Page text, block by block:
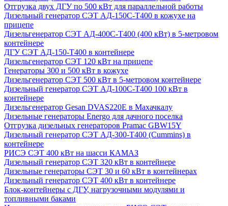
Отгрузка двух ДГУ по 500 кВт для параллельной работы
Дизельный генератор СЭТ АД-150С-Т400 в кожухе на
прицепе
Дизельгенератор СЭТ АД-400С-Т400 (400 кВт) в 5-метровом
контейнере
ДГУ СЭТ АД-150-Т400 в контейнере
Дизельгенератор СЭТ 120 кВт на прицепе
Генераторы 300 и 500 кВт в кожухе
Дизельгенератор СЭТ 500 кВт в 5-метровом контейнере
Дизельный генератор СЭТ АД-100С-Т400 100 кВт в
контейнере
Дизельгенератор Gesan DVAS220E в Махачкалу
Дизельные генераторы Energo для дачного поселка
Отгрузка дизельных генераторов Pramac GВW15Y
Дизельный генератор СЭТ АД-300-Т400 (Cummins) в
контейнере
РИСЭ СЭТ 400 кВт на шасси КАМАЗ
Дизельный генератор СЭТ 320 кВт в контейнере
Дизельные генераторы СЭТ 30 и 60 кВт в контейнерах
Дизельный генератор СЭТ 400 кВт в контейнере
Блок-контейнеры с ДГУ, нагрузочными модулями и
топливными баками